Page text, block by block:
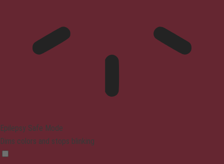
Epilepsy Safe Mode
Dims colors and stops blinking